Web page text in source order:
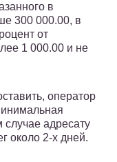
в
300 000.00, в
от
1 000.00 и не
оператор
случае адресату
около 2-х дней.